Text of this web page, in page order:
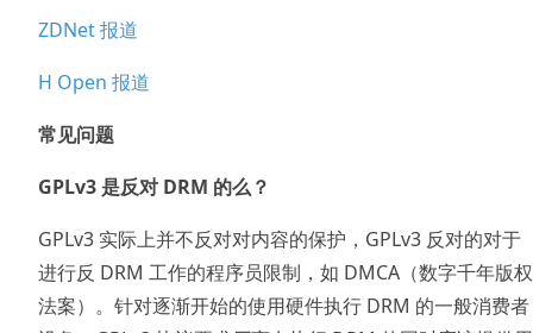
ZDNet 报道
H Open 报道
常见问题
GPLv3 是反对 DRM 的么？
GPLv3 实际上并不反对对内容的保护，GPLv3 反对的对于
进行反 DRM 工作的程序员限制，如 DMCA（数字千年版权
法案）。针对逐渐开始的使用硬件执行 DRM 的一般消费者